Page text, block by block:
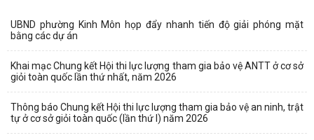
UBND phường Kinh Môn họp đẩy nhanh tiến độ giải phóng mặt
bằng các dự án
Khai mạc Chung kết Hội thi lực lượng tham gia bảo vệ ANTT ở cơ sở
giỏi toàn quốc lần thứ nhất, năm 2026
Thông báo Chung kết Hội thi lực lượng tham gia bảo vệ an ninh, trật
tự ở cơ sở giỏi toàn quốc (lần thứ I) năm 2026